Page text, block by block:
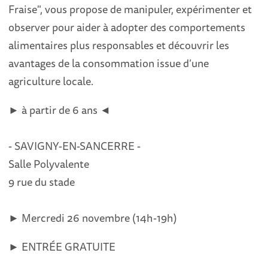
Fraise", vous propose de manipuler, expérimenter et
observer pour aider à adopter des comportements
alimentaires plus responsables et découvrir les
avantages de la consommation issue d’une
agriculture locale.
► à partir de 6 ans ◄
- SAVIGNY-EN-SANCERRE -
Salle Polyvalente
9 rue du stade
► Mercredi 26 novembre (14h-19h)
► ENTRÉE GRATUITE